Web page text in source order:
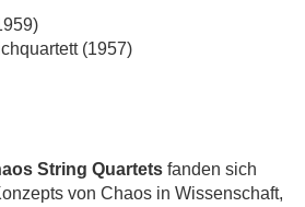
(1957)
String Quartets fanden sich
von Chaos in Wissenschaft,